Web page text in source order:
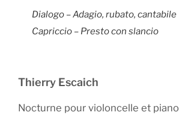
Dialogo – Adagio, rubato, cantabile
Capriccio – Presto con slancio
Thierry Escaich
Nocturne pour violoncelle et piano